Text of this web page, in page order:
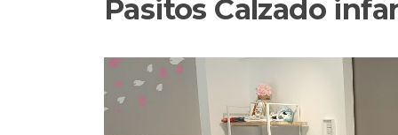
Pasitos Calzado